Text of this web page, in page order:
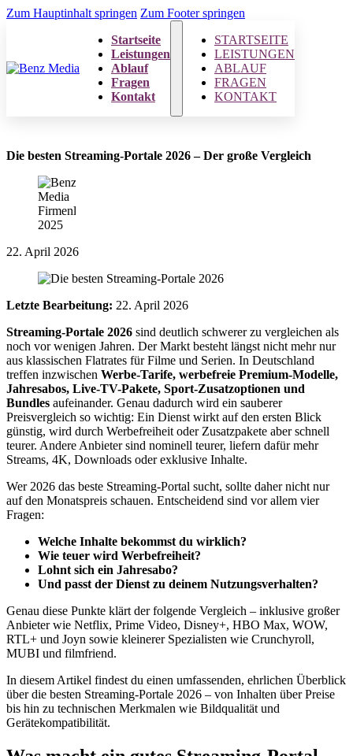
Zum Hauptinhalt springen Zum Footer springen
Startseite
Leistungen
Ablauf
Fragen
Kontakt
STARTSEITE
LEISTUNGEN
ABLAUF
FRAGEN
KONTAKT
Die besten Streaming-Portale 2026 – Der große Vergleich
22. April 2026
Letzte Bearbeitung: 22. April 2026
Streaming-Portale 2026 sind deutlich schwerer zu vergleichen als
noch vor wenigen Jahren. Der Markt besteht längst nicht mehr nur
aus klassischen Flatrates für Filme und Serien. In Deutschland
treffen inzwischen Werbe-Tarife, werbefreie Premium-Modelle,
Jahresabos, Live-TV-Pakete, Sport-Zusatzoptionen und
Bundles aufeinander. Genau dadurch wird ein sauberer
Preisvergleich so wichtig: Ein Dienst wirkt auf den ersten Blick
günstig, wird durch Werbefreiheit oder Zusatzpakete aber schnell
teurer. Andere Anbieter sind nominell teurer, liefern dafür mehr
Streams, 4K, Downloads oder exklusive Inhalte.
Wer 2026 das beste Streaming-Portal sucht, sollte daher nicht nur
auf den Monatspreis schauen. Entscheidend sind vor allem vier
Fragen:
Welche Inhalte bekommst du wirklich?
Wie teuer wird Werbefreiheit?
Lohnt sich ein Jahresabo?
Und passt der Dienst zu deinem Nutzungsverhalten?
Genau diese Punkte klärt der folgende Vergleich – inklusive großer
Anbieter wie Netflix, Prime Video, Disney+, HBO Max, WOW,
RTL+ und Joyn sowie kleinerer Spezialisten wie Crunchyroll,
MUBI und filmfriend.
In diesem Artikel findest du einen umfassenden, ehrlichen Überblick
über die besten Streaming-Portale 2026 – von Inhalten über Preise
bis hin zu technischen Merkmalen wie Bildqualität und
Gerätekompatibilität.